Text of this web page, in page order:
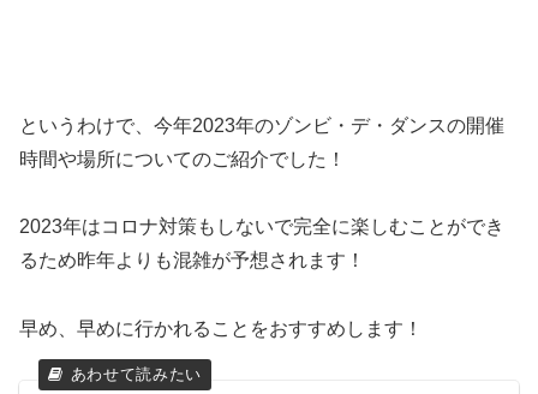
というわけで、今年2023年のゾンビ・デ・ダンスの開催
時間や場所についてのご紹介でした！
2023年はコロナ対策もしないで完全に楽しむことができ
るため昨年よりも混雑が予想されます！
早め、早めに行かれることをおすすめします！